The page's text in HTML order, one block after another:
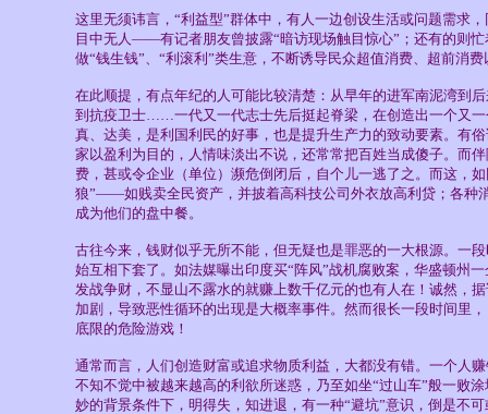
这里无须讳言，“利益型”群体中，有人一边创设生活或问题需求
目中无人——有记者朋友曾披露“暗访现场触目惊心”；还有的则忙
做“钱生钱”、“利滚利”类生意，不断诱导民众超值消费、超前消
在此顺提，有点年纪的人可能比较清楚：从早年的进军南泥湾到
到抗疫卫士……一代又一代志士先后挺起脊梁，在创造出一个又
真、达美，是利国利民的好事，也是提升生产力的致动要素。有
家以盈利为目的，人情味淡出不说，还常常把百姓当成傻子。而
费，甚或令企业（单位）濒危倒闭后，自个儿一逃了之。而这，
狼”——如贱卖全民资产，并披着高科技公司外衣放高利贷；各种
成为他们的盘中餐。
古往今来，钱财似乎无所不能，但无疑也是罪恶的一大根源。一
始互相下套了。如法媒曝出印度买“阵风”战机腐败案，华盛顿州
发战争财，不显山不露水的就赚上数千亿元的也有人在！诚然，
加剧，导致恶性循环的出现是大概率事件。然而很长一段时间里
底限的危险游戏！
通常而言，人们创造财富或追求物质利益，大都没有错。一个人
不知不觉中被越来越高的利欲所迷惑，乃至如坐“过山车”般一败
妙的背景条件下，明得失，知进退，有一种“避坑”意识，倒是不